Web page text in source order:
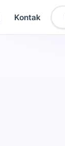
Kontak